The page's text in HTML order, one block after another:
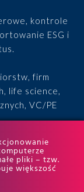
kontrole
ESG i
firm
life science,
VC/PE
tysiące
w rankingach
pliki – tzw.
większość